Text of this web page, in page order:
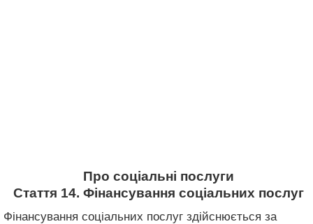
Про соціальні послуги
Стаття 14. Фінансування соціальних послуг
Фінансування соціальних послуг здійснюється за